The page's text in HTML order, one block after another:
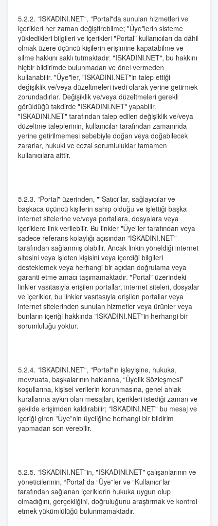
5.2.2. "ISKADINI.NET", "Portal"da sunulan hizmetleri ve
içerikleri her zaman değiştirebilme; "Üye"lerin sisteme
yükledikleri bilgileri ve içerikleri "Portal" kullanıcıları da dâhil
olmak üzere üçüncü kişilerin erişimine kapatabilme ve
silme hakkını saklı tutmaktadır. "ISKADINI.NET", bu hakkını
hiçbir bildirimde bulunmadan ve önel vermeden
kullanabilir. "Üye"ler, "ISKADINI.NET"in talep ettiği
değişiklik ve/veya düzeltmeleri ivedi olarak yerine getirmek
zorundadırlar. Değişiklik ve/veya düzeltmeleri gerekli
görüldüğü takdirde "ISKADINI.NET" yapabilir.
"ISKADINI.NET" tarafından talep edilen değişiklik ve/veya
düzeltme taleplerinin, kullanıcılar tarafından zamanında
yerine getirilmemesi sebebiyle doğan veya doğabilecek
zararlar, hukuki ve cezai sorumluluklar tamamen
kullanıcılara aittir.
5.2.3. "Portal" üzerinden, ""Satıcı"lar, sağlayıcılar ve
başkaca üçüncü kişilerin sahip olduğu ve işlettiği başka
internet sitelerine ve/veya portallara, dosyalara veya
içeriklere link verilebilir. Bu linkler "Üye"ler tarafından veya
sadece referans kolaylığı açısından "ISKADINI.NET"
tarafından sağlanmış olabilir. Ancak linkin yöneldiği internet
sitesini veya işleten kişisini veya içerdiği bilgileri
desteklemek veya herhangi bir açıdan doğrulama veya
garanti etme amacı taşımamaktadır. "Portal" üzerindeki
linkler vasıtasıyla erişilen portallar, internet siteleri, dosyalar
ve içerikler, bu linkler vasıtasıyla erişilen portallar veya
internet sitelerinden sunulan hizmetler veya ürünler veya
bunların içeriği hakkında "ISKADINI.NET"in herhangi bir
sorumluluğu yoktur.
5.2.4. "ISKADINI.NET", "Portal"ın işleyişine, hukuka,
mevzuata, başkalarının haklarına, “Üyelik Sözleşmesi”
koşullarına, kişisel verilerin korunmasına, genel ahlak
kurallarına aykırı olan mesajları, içerikleri istediği zaman ve
şekilde erişimden kaldırabilir; "ISKADINI.NET" bu mesaj ve
içeriği giren "Üye"nin üyeliğine herhangi bir bildirim
yapmadan son verebilir.
5.2.5. "ISKADINI.NET"in, "ISKADINI.NET" çalışanlarının ve
yöneticilerinin, “Portal”da “Üye”ler ve “Kullanıcı”lar
tarafından sağlanan içeriklerin hukuka uygun olup
olmadığını, gerçekliğini, doğruluğunu araştırmak ve kontrol
etmek yükümlülüğü bulunmamaktadır.